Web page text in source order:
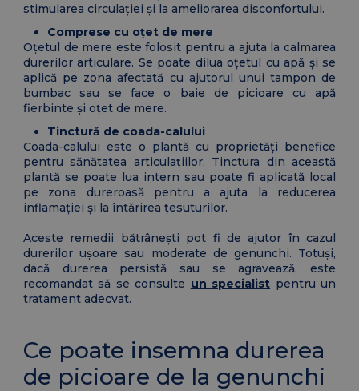
stimularea circulației și la ameliorarea disconfortului.
Comprese cu oțet de mere
Oțetul de mere este folosit pentru a ajuta la calmarea
durerilor articulare. Se poate dilua oțetul cu apă și se
aplică pe zona afectată cu ajutorul unui tampon de
bumbac sau se face o baie de picioare cu apă
fierbinte și oțet de mere.
Tinctură de coada-calului
Coada-calului este o plantă cu proprietăți benefice
pentru sănătatea articulațiilor. Tinctura din această
plantă se poate lua intern sau poate fi aplicată local
pe zona dureroasă pentru a ajuta la reducerea
inflamației și la întărirea țesuturilor.
Aceste remedii bătrânești pot fi de ajutor în cazul
durerilor ușoare sau moderate de genunchi. Totuși,
dacă durerea persistă sau se agravează, este
recomandat să se consulte un specialist pentru un
tratament adecvat.
Ce poate insemna durerea
de picioare de la genunchi